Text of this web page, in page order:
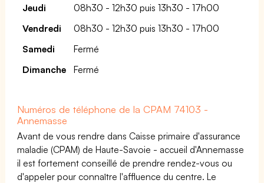
Jeudi
08h30 - 12h30 puis 13h30 - 17h00
Vendredi
08h30 - 12h30 puis 13h30 - 17h00
Samedi
Fermé
Dimanche
Fermé
Numéros de téléphone de la CPAM 74103 -
Annemasse
Avant de vous rendre dans Caisse primaire d'assurance
maladie (CPAM) de Haute-Savoie - accueil d'Annemasse
il est fortement conseillé de prendre rendez-vous ou
d'appeler pour connaître l'affluence du centre. Le